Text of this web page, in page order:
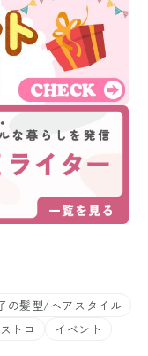
の髪型/ヘアスタイル
トコ
イベント